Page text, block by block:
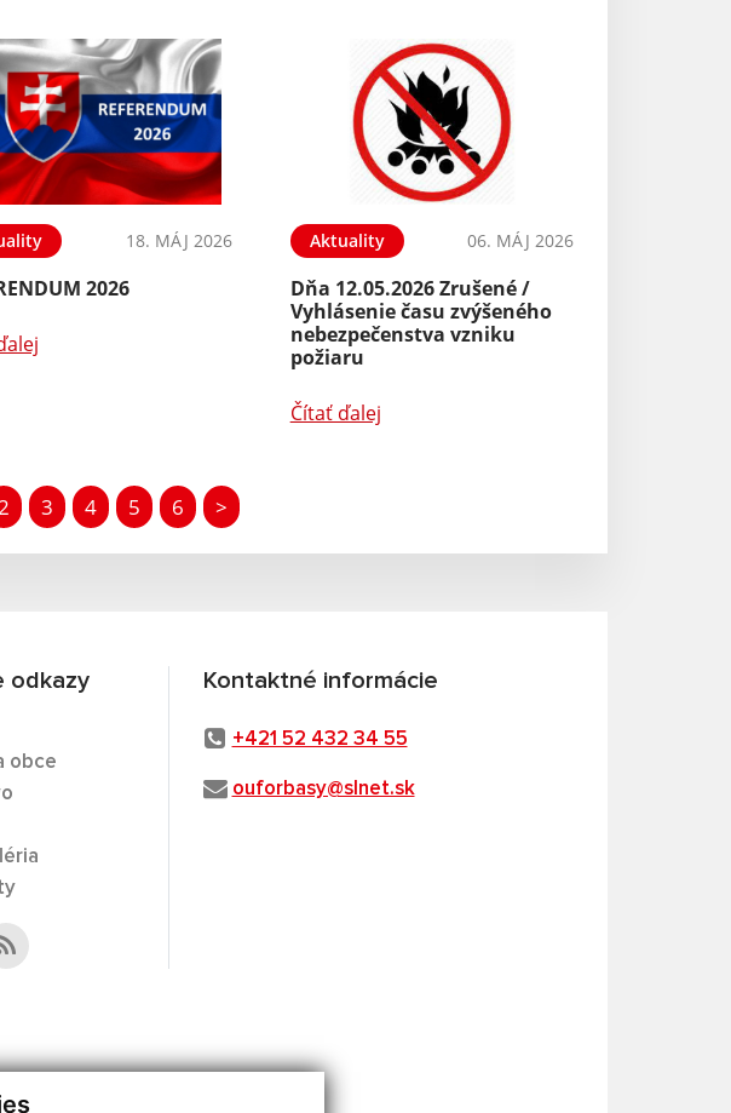
18. MÁJ 2026
2026
Aktuality 06. MÁJ 2026
Dňa 12.05.2026 Zrušené /
Vyhlásenie času zvýšeného
nebezpečenstva vzniku
požiaru
Čítať ďalej
3 4 5 6 >
odkazy
obce
Kontaktné informácie
+421 52 432 34 55
ouforbasy@slnet.sk